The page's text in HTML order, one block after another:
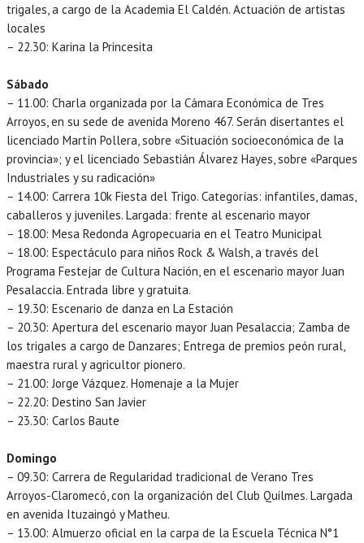
trigales, a cargo de la Academia El Caldén. Actuación de artistas
locales
– 22.30: Karina la Princesita
Sábado
– 11.00: Charla organizada por la Cámara Económica de Tres
Arroyos, en su sede de avenida Moreno 467. Serán disertantes el
licenciado Martín Pollera, sobre «Situación socioeconómica de la
provincia»; y el licenciado Sebastián Álvarez Hayes, sobre «Parques
Industriales y su radicación»
– 14.00: Carrera 10k Fiesta del Trigo. Categorías: infantiles, damas,
caballeros y juveniles. Largada: frente al escenario mayor
– 18.00: Mesa Redonda Agropecuaria en el Teatro Municipal
– 18.00: Espectáculo para niños Rock & Walsh, a través del
Programa Festejar de Cultura Nación, en el escenario mayor Juan
Pesalaccia. Entrada libre y gratuita.
– 19.30: Escenario de danza en La Estación
– 20.30: Apertura del escenario mayor Juan Pesalaccia; Zamba de
los trigales a cargo de Danzares; Entrega de premios peón rural,
maestra rural y agricultor pionero.
– 21.00: Jorge Vázquez. Homenaje a la Mujer
– 22.20: Destino San Javier
– 23.30: Carlos Baute
Domingo
– 09.30: Carrera de Regularidad tradicional de Verano Tres
Arroyos-Claromecó, con la organización del Club Quilmes. Largada
en avenida Ituzaingó y Matheu.
– 13.00: Almuerzo oficial en la carpa de la Escuela Técnica N°1